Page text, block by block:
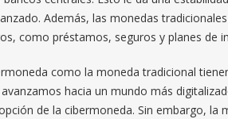
Además, las monedas
como préstamos, seguros y planes de
como la moneda tradicional
hacia un mundo más
de la cibermoneda. Sin embargo, la